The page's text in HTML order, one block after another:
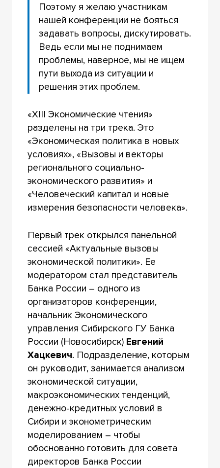
Поэтому я желаю участникам
нашей конференции не бояться
задавать вопросы, дискутировать.
Ведь если мы не поднимаем
проблемы, наверное, мы не ищем
пути выхода из ситуации и
решения этих проблем.
«XIII Экономические чтения»
разделены на три трека. Это
«Экономическая политика в новых
условиях», «Вызовы и векторы
регионального социально-
экономического развития» и
«Человеческий капитал и новые
измерения безопасности человека».
Первый трек открылся панельной
сессией «Актуальные вызовы
экономической политики». Ее
модератором стал представитель
Банка России – одного из
организаторов конференции,
начальник Экономического
управления Сибирского ГУ Банка
России (Новосибирск) Евгений
Хацкевич. Подразделение, которым
он руководит, занимается анализом
экономической ситуации,
макроэкономических тенденций,
денежно-кредитных условий в
Сибири и эконометрическим
моделированием – чтобы
обоснованно готовить для совета
директоров Банка России